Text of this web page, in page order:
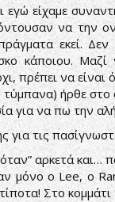
εγώ είχαμε
να την
εκεί.
κάποιου.
πρέπει να
τύμπανα) ήρθε στο
για να πω την
για τις
αρκετά και…
μόνο ο Lee, ο
Στο